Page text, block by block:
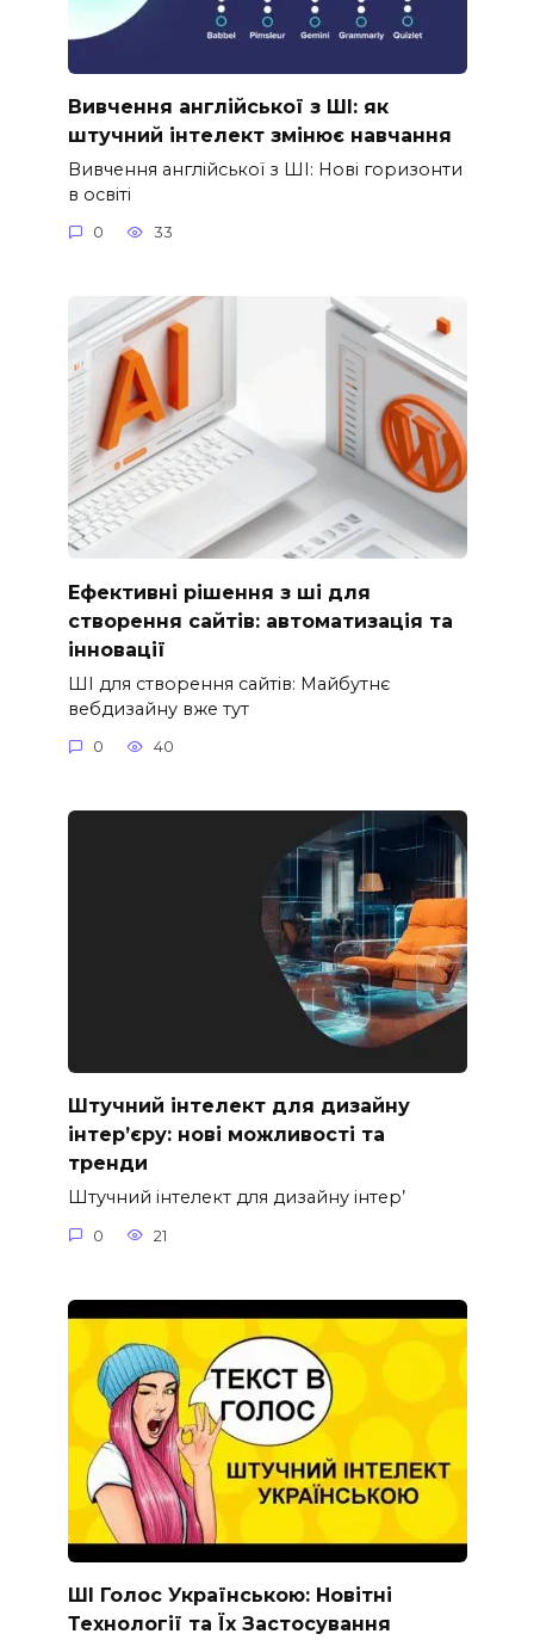
Вивчення англійської з ШІ: як
штучний інтелект змінює навчання
Вивчення англійської з ШІ: Нові горизонти
в освіті
0 33
Ефективні рішення з ші для
створення сайтів: автоматизація та
інновації
ШІ для створення сайтів: Майбутнє
вебдизайну вже тут
0 40
Штучний інтелект для дизайну
інтер’єру: нові можливості та
тренди
Штучний інтелект для дизайну інтер’
0 21
ШІ Голос Українською: Новітні
Технології та Їх Застосування